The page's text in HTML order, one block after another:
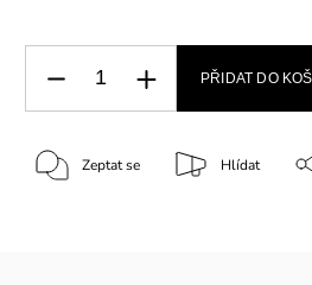
PŘIDAT DO
Zeptat se Hlídat